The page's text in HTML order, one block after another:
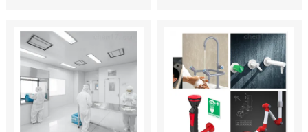
要。但与此同
时，能源往往会被
大量的消耗，因而实
验室通风系统控制的要求渐
高，从早期
CV（定风量)，2-
State（双稳态...
个柜体都采用1.0毫米冷轧钢
板静电喷涂防腐处
理，采用12.7毫米实
芯理化板，表面耐酸
碱、抗腐
蚀、耐高
温、抗划伤等特